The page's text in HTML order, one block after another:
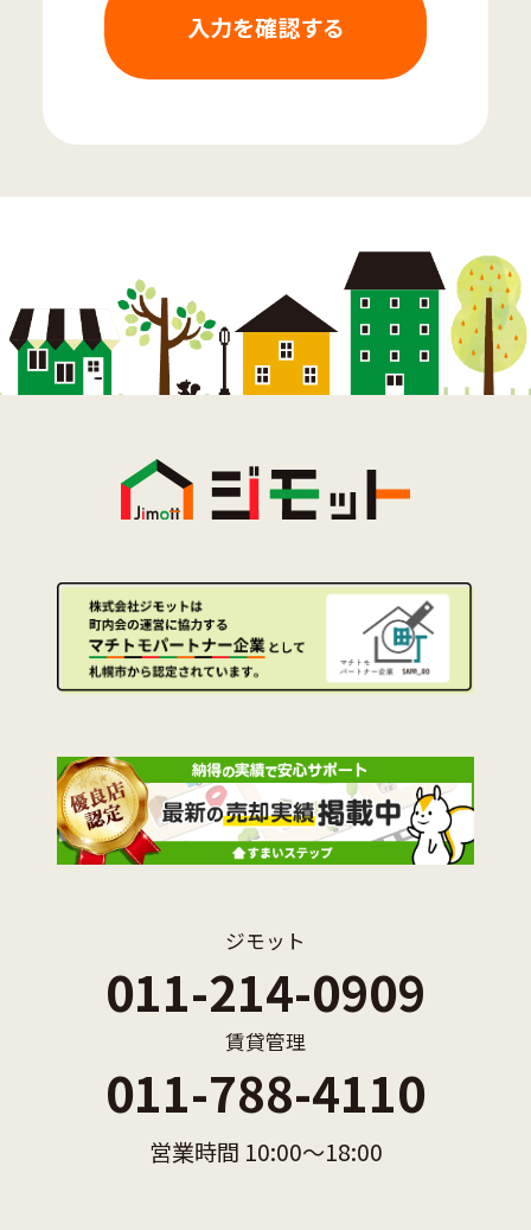
ジモット
011-214-0909
賃貸管理
011-788-4110
営業時間 10:00〜18:00